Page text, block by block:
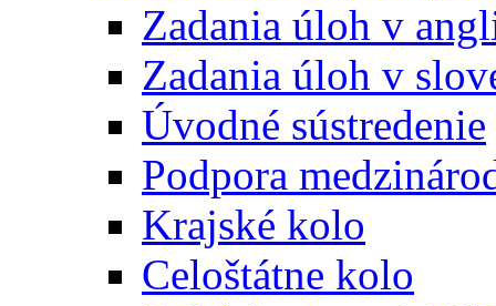
Zadania úloh v
Zadania úloh v
Úvodné sústredenie
Podpora
Krajské kolo
Celoštátne kolo